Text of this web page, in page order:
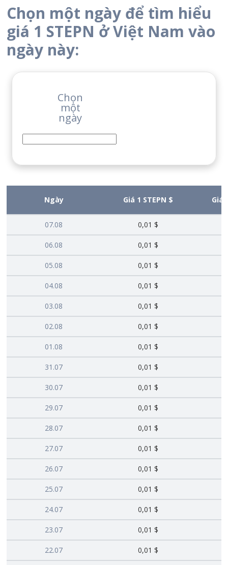
Chọn một ngày để tìm hiểu
giá 1 STEPN ở Việt Nam vào
ngày này:
Chọn
một
ngày
Ngày Giá 1 STEPN $ Giá
07.08 0,01 $
06.08 0,01 $
05.08 0,01 $
04.08 0,01 $
03.08 0,01 $
02.08 0,01 $
01.08 0,01 $
31.07 0,01 $
30.07 0,01 $
29.07 0,01 $
28.07 0,01 $
27.07 0,01 $
26.07 0,01 $
25.07 0,01 $
24.07 0,01 $
23.07 0,01 $
22.07 0,01 $